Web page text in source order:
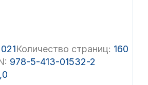
Количество страниц: 160
978-5-413-01532-2